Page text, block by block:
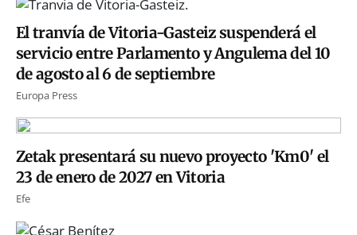
El tranvía de Vitoria-Gasteiz suspenderá el
servicio entre Parlamento y Angulema del 10
de agosto al 6 de septiembre
Europa Press
Zetak presentará su nuevo proyecto 'Km0' el
23 de enero de 2027 en Vitoria
Efe